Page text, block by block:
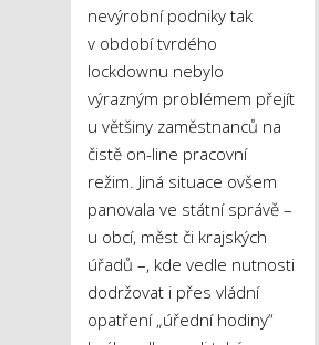
nevýrobní podniky tak
v období tvrdého
lockdownu nebylo
výrazným problémem přejít
u většiny zaměstnanců na
čistě on-line pracovní
režim. Jiná situace ovšem
panovala ve státní správě –
u obcí, měst či krajských
úřadů –, kde vedle nutnosti
dodržovat i přes vládní
opatření „úřední hodiny“